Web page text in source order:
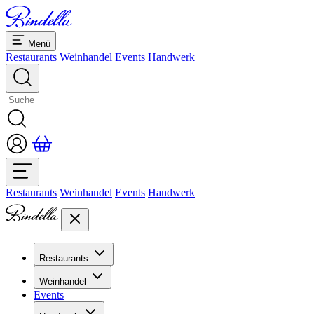
Menü
Restaurants Weinhandel Events Handwerk
Restaurants Weinhandel Events Handwerk
Restaurants
Übersicht Restaurants
Bankette & Events
Dolcezze
Weinhandel
Übersicht
Events